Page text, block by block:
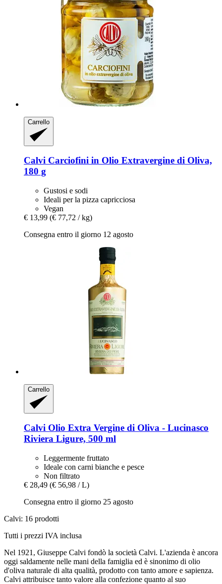
Carrello
Calvi Carciofini in Olio Extravergine di Oliva,
180 g
Gustosi e sodi
Ideali per la pizza capricciosa
Vegan
€ 13,99 (€ 77,72 / kg)
Consegna entro il giorno 12 agosto
Carrello
Calvi Olio Extra Vergine di Oliva -​ Lucinasco
Riviera Ligure, 500 ml
Leggermente fruttato
Ideale con carni bianche e pesce
Non filtrato
€ 28,49 (€ 56,98 / L)
Consegna entro il giorno 25 agosto
Calvi: 16 prodotti
Tutti i prezzi IVA inclusa
Nel 1921, Giuseppe Calvi fondò la società Calvi. L'azienda è ancora
oggi saldamente nelle mani della famiglia ed è sinonimo di olio
d'oliva naturale di alta qualità, prodotto con tanto amore e sapienza.
Calvi attribuisce tanto valore alla confezione quanto al suo